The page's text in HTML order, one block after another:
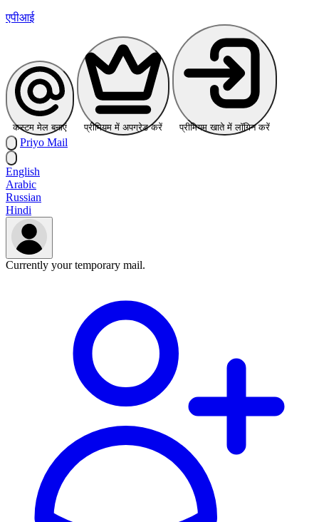
एपीआई
कस्टम मेल बनाएं प्रीमियम में अपग्रेड करें प्रीमियम खाते में लॉगिन करें
Priyo Mail
English
Arabic
Russian
Hindi
Currently your temporary mail.